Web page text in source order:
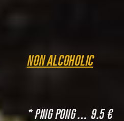
NON ALCOHOLIC
* PING PONG … 9.5 €